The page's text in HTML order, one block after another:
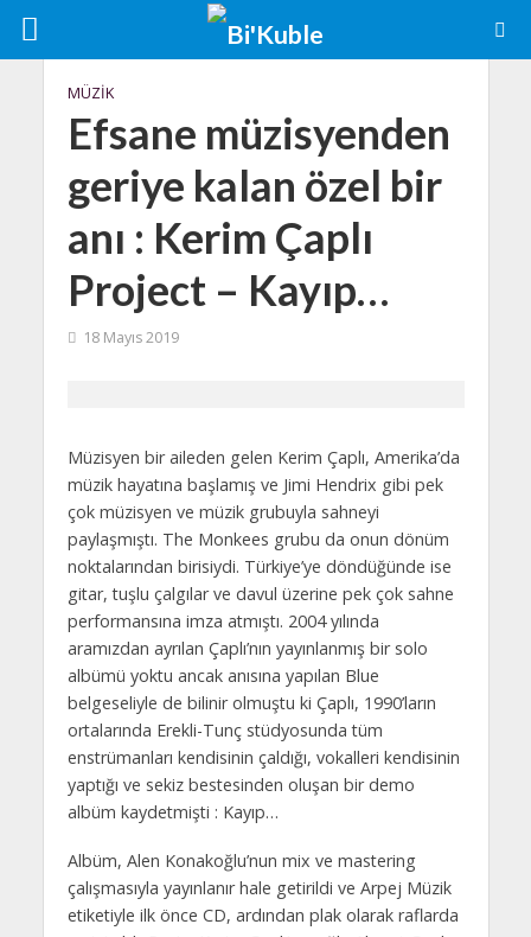
MÜZIK
Efsane müzisyenden
geriye kalan özel bir
anı : Kerim Çaplı
Project – Kayıp…
18 Mayıs 2019
Müzisyen bir aileden gelen Kerim Çaplı, Amerika’da
müzik hayatına başlamış ve Jimi Hendrix gibi pek
çok müzisyen ve müzik grubuyla sahneyi
paylaşmıştı. The Monkees grubu da onun dönüm
noktalarından birisiydi. Türkiye’ye döndüğünde ise
gitar, tuşlu çalgılar ve davul üzerine pek çok sahne
performansına imza atmıştı. 2004 yılında
aramızdan ayrılan Çaplı’nın yayınlanmış bir solo
albümü yoktu ancak anısına yapılan Blue
belgeseliyle de bilinir olmuştu ki Çaplı, 1990’ların
ortalarında Erekli-Tunç stüdyosunda tüm
enstrümanları kendisinin çaldığı, vokalleri kendisinin
yaptığı ve sekiz bestesinden oluşan bir demo
albüm kaydetmişti : Kayıp…
Albüm, Alen Konakoğlu’nun mix ve mastering
çalışmasıyla yayınlanır hale getirildi ve Arpej Müzik
etiketiyle ilk önce CD, ardından plak olarak raflarda